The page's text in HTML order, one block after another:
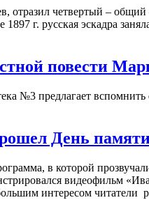
отразил четвертый –
русская эскадра
повести
№3 предлагает
День
в которой
видеофильм
интересом читатели